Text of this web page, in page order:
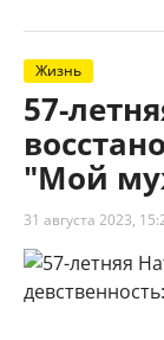
Жизнь
57-
"Мой
31 августа 2023,